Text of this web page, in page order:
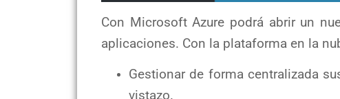
Con Microsoft Azure podrá abrir un
aplicaciones. Con la plataforma en la
Gestionar de forma centralizada
vistazo.